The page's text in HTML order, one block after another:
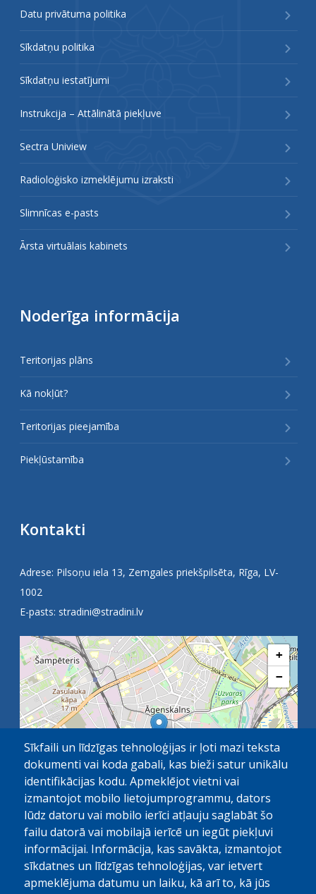
Datu privātuma politika
Sīkdatņu politika
Sīkdatņu iestatījumi
Instrukcija – Attālinātā piekļuve
Sectra Uniview
Radioloģisko izmeklējumu izraksti
Slimnīcas e-pasts
Ārsta virtuālais kabinets
Noderīga informācija
Teritorijas plāns
Kā nokļūt?
Teritorijas pieejamība
Piekļūstamība
Kontakti
Adrese: Pilsoņu iela 13, Zemgales priekšpilsēta, Rīga, LV-
1002
E-pasts: stradini@stradini.lv
+
−
1 km OpenStreetMap contributors
Sīkfaili un līdzīgas tehnoloģijas ir ļoti mazi teksta
dokumenti vai koda gabali, kas bieži satur unikālu
identifikācijas kodu. Apmeklējot vietni vai
izmantojot mobilo lietojumprogrammu, dators
lūdz datoru vai mobilo ierīci atļauju saglabāt šo
failu datorā vai mobilajā ierīcē un iegūt piekļuvi
informācijai. Informācija, kas savākta, izmantojot
sīkdatnes un līdzīgas tehnoloģijas, var ietvert
apmeklējuma datumu un laiku, kā arī to, kā jūs